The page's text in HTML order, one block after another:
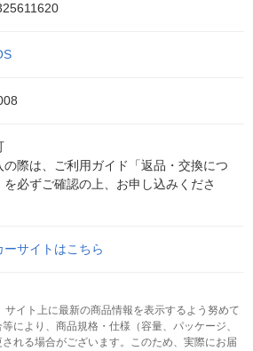
の際は、ご利用ガイド「返品・交換につ
を必ずご確認の上、お申し込みくださ
ーサイトはこちら
サイト上に最新の商品情報を表示するよう努めて
により、商品規格・仕様（容量、パッケージ、
れる場合がございます。このため、実際にお届